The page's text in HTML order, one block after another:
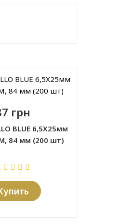
грн
BLUE 6,5X25мм
84 мм (200 шт)